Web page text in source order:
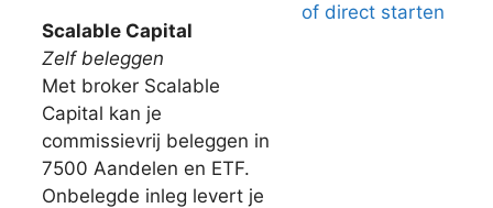
Scalable Capital
Zelf beleggen
Met broker Scalable
Capital kan je
commissievrij beleggen in
7500 Aandelen en ETF.
Onbelegde inleg levert je
of direct starten